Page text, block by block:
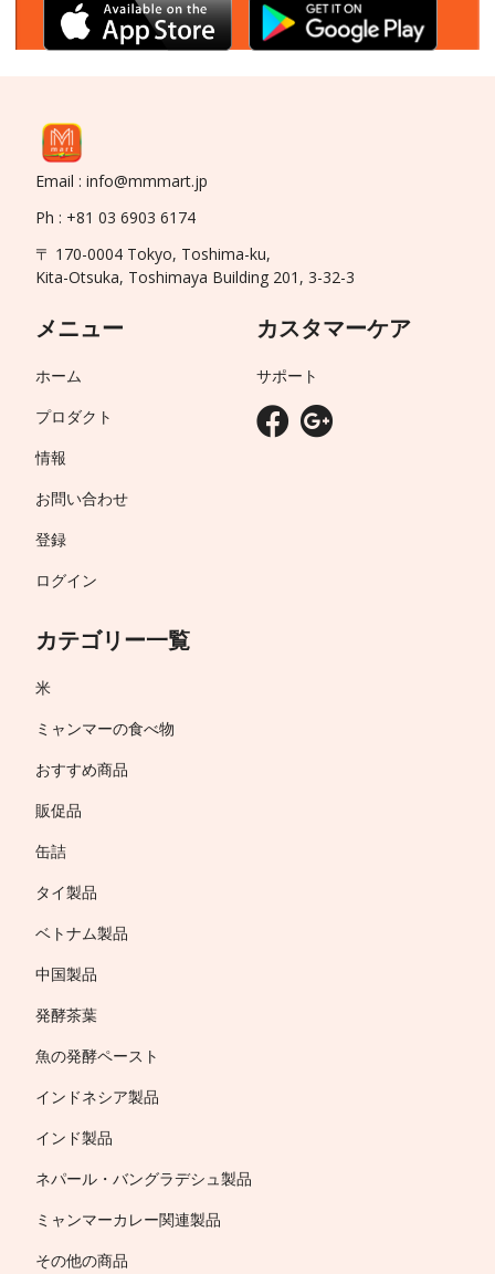
Email : info@mmmart.jp
Ph : +81 03 6903 6174
〒 170-0004 Tokyo, Toshima-ku,
Kita-Otsuka, Toshimaya Building 201, 3-32-3
メニュー
ホーム
プロダクト
情報
お問い合わせ
登録
ログイン
カテゴリー一覧
米
ミャンマーの食べ物
おすすめ商品
販促品
缶詰
タイ製品
ベトナム製品
中国製品
発酵茶葉
魚の発酵ペースト
インドネシア製品
インド製品
ネパール・バングラデシュ製品
ミャンマーカレー関連製品
その他の商品
カスタマーケア
サポート